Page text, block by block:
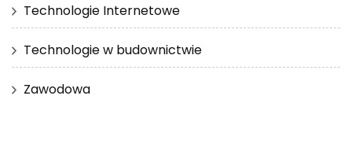
Technologie Internetowe
Technologie w budownictwie
Zawodowa